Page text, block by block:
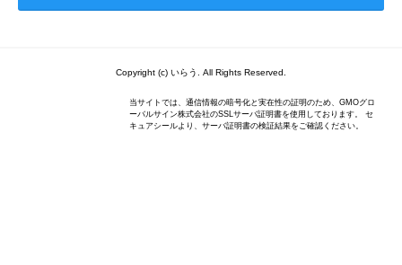
Copyright (c) いらう. All Rights Reserved.
当サイトでは、通信情報の暗号化と実在性の証明のため、GMOグロ
ーバルサイン株式会社のSSLサーバ証明書を使用しております。 セ
キュアシールより、サーバ証明書の検証結果をご確認ください。